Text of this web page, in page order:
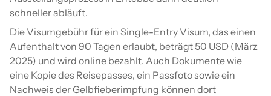
schneller abläuft.
Die Visumgebühr für ein Single-Entry Visum, das einen
Aufenthalt von 90 Tagen erlaubt, beträgt 50 USD (März
2025) und wird online bezahlt. Auch Dokumente wie
eine Kopie des Reisepasses, ein Passfoto sowie ein
Nachweis der Gelbfieberimpfung können dort